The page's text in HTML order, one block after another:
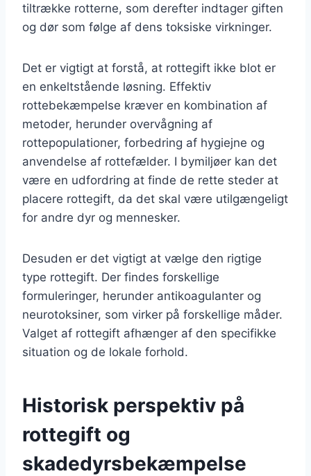
tiltrække rotterne, som derefter indtager giften
og dør som følge af dens toksiske virkninger.
Det er vigtigt at forstå, at rottegift ikke blot er
en enkeltstående løsning. Effektiv
rottebekæmpelse kræver en kombination af
metoder, herunder overvågning af
rottepopulationer, forbedring af hygiejne og
anvendelse af rottefælder. I bymiljøer kan det
være en udfordring at finde de rette steder at
placere rottegift, da det skal være utilgængeligt
for andre dyr og mennesker.
Desuden er det vigtigt at vælge den rigtige
type rottegift. Der findes forskellige
formuleringer, herunder antikoagulanter og
neurotoksiner, som virker på forskellige måder.
Valget af rottegift afhænger af den specifikke
situation og de lokale forhold.
Historisk perspektiv på
rottegift og
skadedyrsbekæmpelse